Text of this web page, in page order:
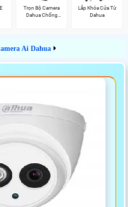
Trọn Bộ Camera
Dahua Chống
Lắp Khóa Cửa Từ
Dahua
Ai Dahua